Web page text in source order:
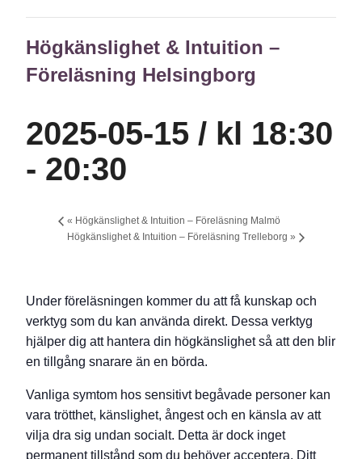
Högkänslighet & Intuition –
Föreläsning Helsingborg
2025-05-15 / kl 18:30
- 20:30
« Högkänslighet & Intuition – Föreläsning Malmö
Högkänslighet & Intuition – Föreläsning Trelleborg »
Under föreläsningen kommer du att få kunskap och
verktyg som du kan använda direkt. Dessa verktyg
hjälper dig att hantera din högkänslighet så att den blir
en tillgång snarare än en börda.
Vanliga symtom hos sensitivt begåvade personer kan
vara trötthet, känslighet, ångest och en känsla av att
vilja dra sig undan socialt. Detta är dock inget
permanent tillstånd som du behöver acceptera. Ditt